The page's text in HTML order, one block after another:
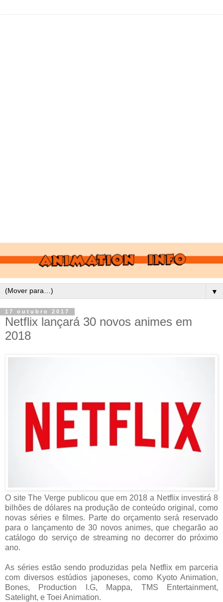
▼
17 outubro 2017
Netflix lançará 30 novos animes em
2018
O site The Verge publicou que em 2018 a Netflix investirá 8
bilhões de dólares na produção de conteúdo original, como
novas séries e filmes. Parte do orçamento será reservado
para o lançamento de 30 novos animes, que chegarão ao
catálogo do serviço de streaming no decorrer do próximo
ano.
As séries estão sendo produzidas pela Netflix em parceria
com diversos estúdios japoneses, como Kyoto Animation,
Bones, Production I.G, Mappa, TMS Entertainment,
Satelight, e Toei Animation.